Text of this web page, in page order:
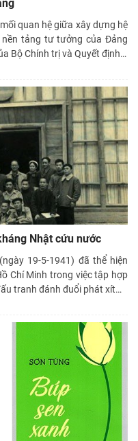
quan hệ giữa xây dựng hệ
tảng tư tưởng của Đảng
Bộ Chính trị và Quyết định…
Nhật cứu nước
19-5-1941) đã thể hiện
Chí Minh trong việc tập hợp
tranh đánh đuổi phát xít…